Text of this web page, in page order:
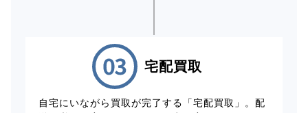
宅配買取
自宅にいながら買取が完了する「宅配買取」。配